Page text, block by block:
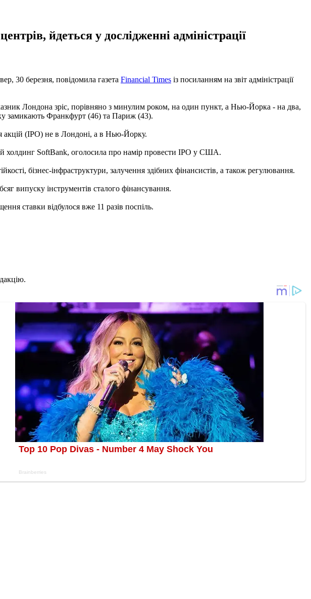
йдеться у дослідженні адміністрації
30 березня, повідомила газета Financial Times із посиланням на звіт адміністрації
Лондона зріс, порівняно з минулим роком, на один пункт, а Нью-Йорка - на два,
замикають Франкфурт (46) та Париж (43).
акцій (IPO) не в Лондоні, а в Нью-Йорку.
холдинг SoftBank, оголосила про намір провести IPO у США.
бізнес-інфраструктури, залучення здібних фінансистів, а також регулювання.
випуску інструментів сталого фінансування.
ставки відбулося вже 11 разів поспіль.